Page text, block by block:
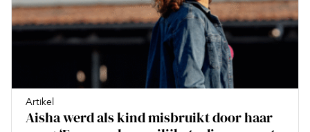
Artikel
Aisha werd als kind misbruikt door haar